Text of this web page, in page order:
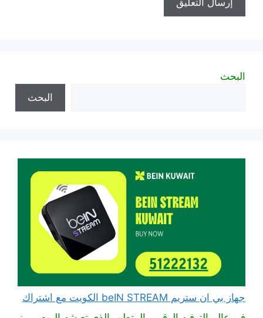
البحث
البحث
جهاز بي ان ستريم beIN STREAM الكويت مع اشتراك